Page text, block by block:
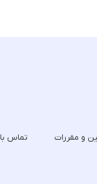
و مقررات تماس